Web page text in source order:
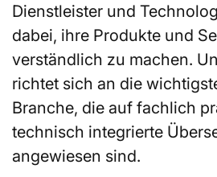
Dienstleister und
dabei, ihre Produkte und
verständlich zu machen.
richtet sich an die
Branche, die auf fachlich
technisch integrierte
angewiesen sind.